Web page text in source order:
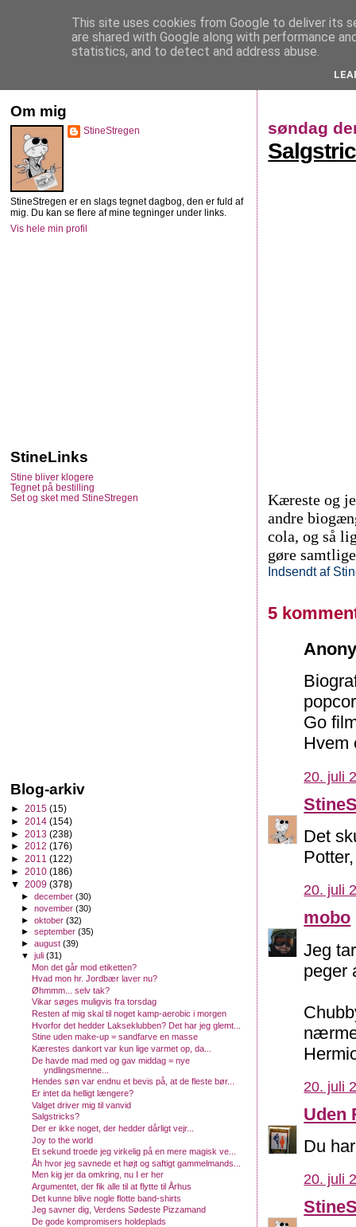
StineStregen
søndag
Kæreste og
andre
cola, og så
gøre
Indsendt af
5
Go
Hvem
20. juli
Det
20. juli
mobo
Jeg
peger
20. juli
Uden
Du
20. juli
Om mig
StineStregen
StineStregen er en slags tegnet dagbog, den er fuld af
mig. Du kan se flere af mine tegninger under links.
Vis hele min profil
StineLinks
Stine bliver klogere
Tegnet på bestilling
Set og sket med StineStregen
Blog-arkiv
► 2015 (15)
► 2014 (154)
► 2013 (238)
► 2012 (176)
► 2011 (122)
► 2010 (186)
▼ 2009 (378)
►december(30)
►november(30)
►oktober(32)
►september(35)
►august(39)
▼juli(31)
Mon det går mod etiketten?
Hvad mon hr. Jordbær laver nu?
Øhmmm... selv tak?
Vikar søges muligvis fra torsdag
Resten af mig skal til noget kamp-aerobic i morgen
Hvorfor det hedder Lakseklubben? Det har jeg glemt...
Stine uden make-up = sandfarve en masse
Kærestes dankort var kun lige varmet op, da...
De havde mad med og gav middag = nye
yndlingsmenne...
Hendes søn var endnu et bevis på, at de fleste bør...
Er intet da helligt længere?
Valget driver mig til vanvid
Salgstricks?
Der er ikke noget, der hedder dårligt vejr...
Joy to the world
Et sekund troede jeg virkelig på en mere magisk ve...
Åh hvor jeg savnede et højt og saftigt gammelmands...
Men kig jer da omkring, nu I er her
Argumentet, der fik alle til at flytte til Århus
Det kunne blive nogle flotte band-shirts
Jeg savner dig, Verdens Sødeste Pizzamand
De gode kompromisers holdeplads
This site uses cookies from Google to deliver its
are shared with Google along with performance
statistics, and to detect and address abuse.